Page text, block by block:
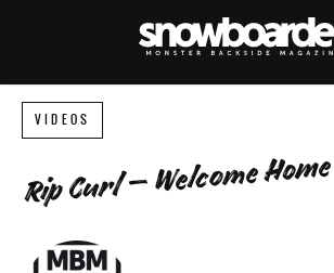
VIDEOS
Rip Curl – Welcome Home